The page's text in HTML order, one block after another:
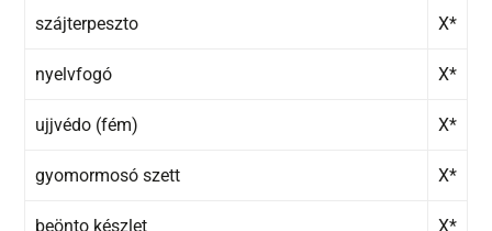
szájterpeszto X*
nyelvfogó X*
ujjvédo (fém) X*
gyomormosó szett X*
beönto készlet X*